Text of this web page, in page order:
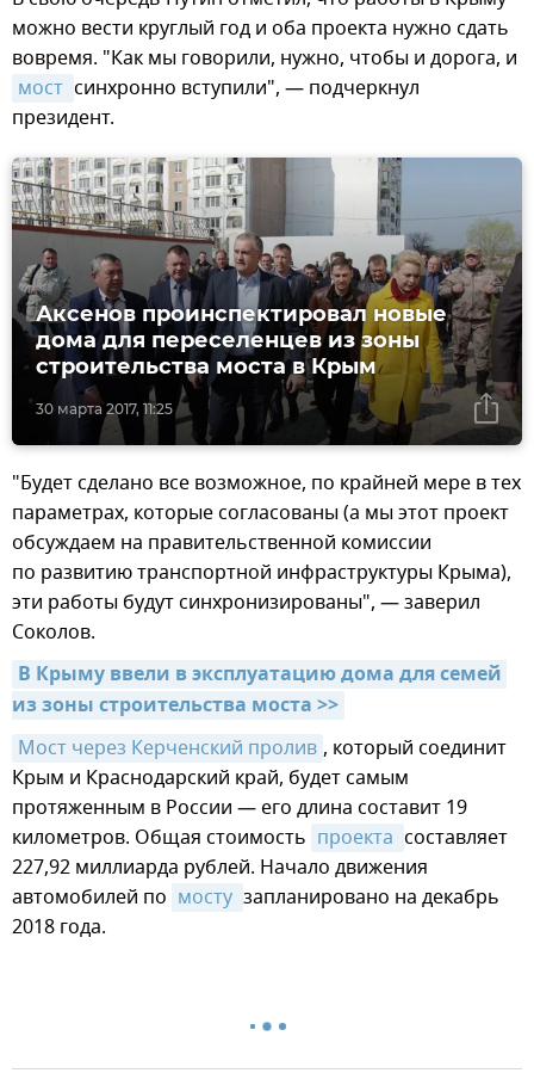
можно вести круглый год и оба проекта нужно сдать
вовремя. "Как мы говорили, нужно, чтобы и дорога, и
мост синхронно вступили", — подчеркнул
президент.
30 марта 2017, 11:25
Аксенов проинспектировал новые
дома для переселенцев из зоны
строительства моста в Крым
"Будет сделано все возможное, по крайней мере в тех
параметрах, которые согласованы (а мы этот проект
обсуждаем на правительственной комиссии
по развитию транспортной инфраструктуры Крыма),
эти работы будут синхронизированы", — заверил
Соколов.
В Крыму ввели в эксплуатацию дома для семей
из зоны строительства моста >>
Мост через Керченский пролив , который соединит
Крым и Краснодарский край, будет самым
протяженным в России — его длина составит 19
километров. Общая стоимость проекта составляет
227,92 миллиарда рублей. Начало движения
автомобилей по мосту запланировано на декабрь
2018 года.